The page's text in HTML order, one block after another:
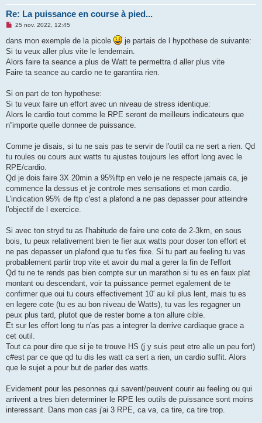
Re: La puissance en course à pied...
M
s
s
a
g
e
n
u
25 nov. 2022, 12:45
dans mon exemple de la picole
je partais de l hypothese de suivante:
Si tu veux aller plus vite le lendemain.
Alors faire ta seance a plus de Watt te permettra d aller plus vite
Faire ta seance au cardio ne te garantira rien.
Si on part de ton hypothese:
Si tu veux faire un effort avec un niveau de stress identique:
Alors le cardio tout comme le RPE seront de meilleurs indicateurs que
n''importe quelle donnee de puissance.
Comme je disais, si tu ne sais pas te servir de l'outil ca ne sert a rien. Qd
tu roules ou cours aux watts tu ajustes toujours les effort long avec le
RPE/cardio.
Qd je dois faire 3X 20min a 95%ftp en velo je ne respecte jamais ca, je
commence la dessus et je controle mes sensations et mon cardio.
L'indication 95% de ftp c'est a plafond a ne pas depasser pour atteindre
l'objectif de l exercice.
Si avec ton stryd tu as l'habitude de faire une cote de 2-3km, en sous
bois, tu peux relativement bien te fier aux watts pour doser ton effort et
ne pas depasser un plafond que tu t'es fixe. Si tu part au feeling tu vas
probablement partir trop vite et avoir du mal a gerer la fin de l'effort
Qd tu ne te rends pas bien compte sur un marathon si tu es en faux plat
montant ou descendant, voir ta puissance permet egalement de te
confirmer que oui tu cours effectivement 10' au kil plus lent, mais tu es
en legere cote (tu es au bon niveau de Watts), tu vas les regagner un
peux plus tard, plutot que de rester borne a ton allure cible.
Et sur les effort long tu n'as pas a integrer la derrive cardiaque grace a
cet outil.
Tout ca pour dire que si je te trouve HS (j y suis peut etre alle un peu fort)
c#est par ce que qd tu dis les watt ca sert a rien, un cardio suffit. Alors
que le sujet a pour but de parler des watts.
Evidement pour les pesonnes qui savent/peuvent courir au feeling ou qui
arrivent a tres bien determiner le RPE les outils de puissance sont moins
interessant. Dans mon cas j'ai 3 RPE, ca va, ca tire, ca tire trop.